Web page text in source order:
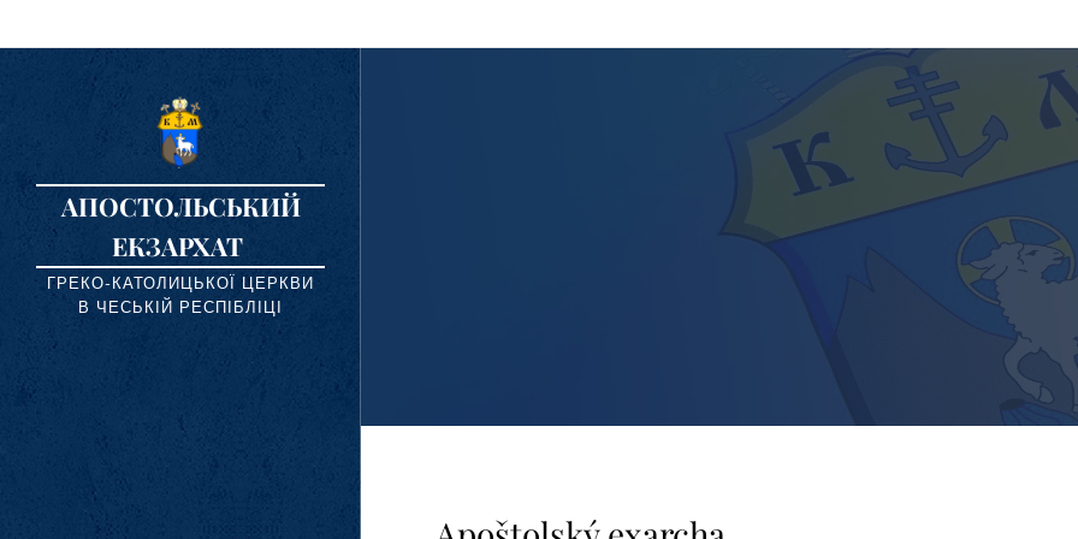
АПОСТОЛЬСЬКИЙ
ЕКЗАРХАТ
ГРЕКО-КАТОЛИЦЬКОЇ ЦЕРКВИ
В ЧЕСЬКІЙ РЕСПІБЛІЦІ